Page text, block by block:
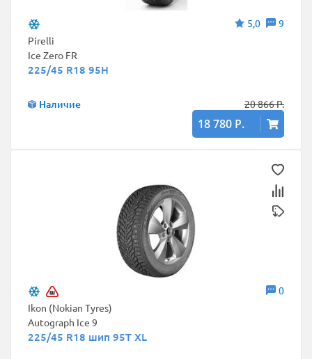
5,0
9
Pirelli
Ice Zero FR
225/45 R18 95H
Наличие 20 866 Р.
18 780 Р.
0
Ikon (Nokian Tyres)
Autograph Ice 9
225/45 R18 шип 95T XL